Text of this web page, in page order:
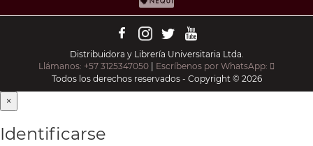
Distribuidora y Librería Universitaria Ltda.
Llámanos: +57 3125347050
Escríbenos por WhatsApp:
Todos los derechos reservados - Copyright © 2026
×
Identificarse